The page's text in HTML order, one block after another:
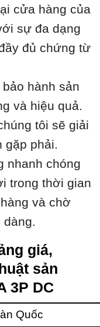
cửa hàng của
sự đa dạng
đủ chứng từ
hành sản
và hiệu quả.
tôi sẽ giải
gặp phải.
nhanh chóng
trong thời gian
và chờ
giá,
sản
3P DC
Quốc